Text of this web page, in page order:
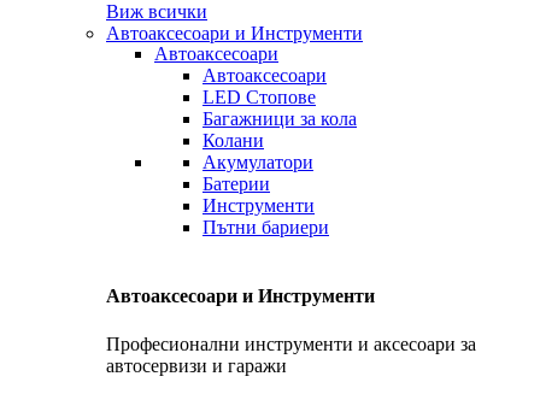
Виж всички
Автоаксесоари и Инструменти
Автоаксесоари
Автоаксесоари
LED Стопове
Багажници за кола
Колани
Акумулатори
Батерии
Инструменти
Пътни бариери
Автоаксесоари и Инструменти
Професионални инструменти и аксесоари за
автосервизи и гаражи